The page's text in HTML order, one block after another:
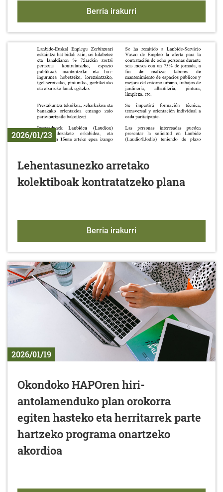
Berria irakurri
2026/01/23
Lehentasunezko arretako
kolektiboak kontratatzeko plana
Berria irakurri
2026/01/19
Okondoko HAPOren hiri-
antolamenduko plan orokorra
egiten hasteko eta herritarrek parte
hartzeko programa onartzeko
akordioa